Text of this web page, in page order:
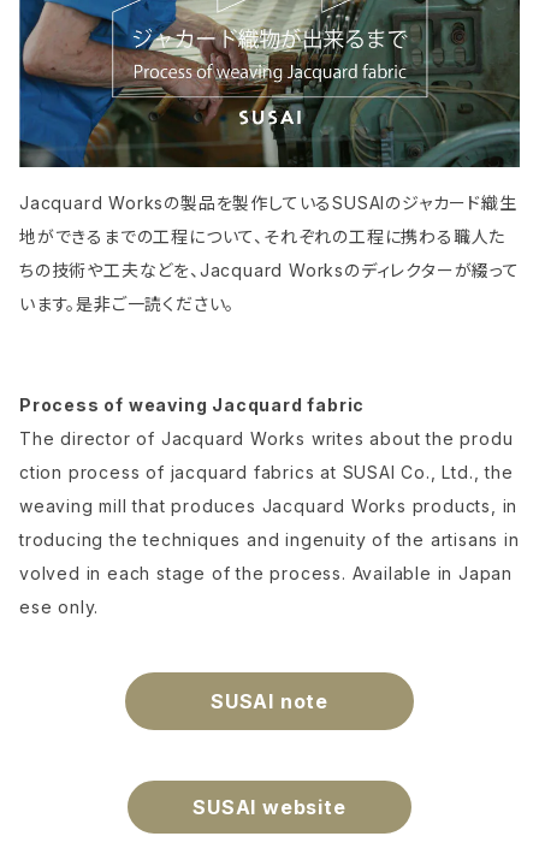
Jacquard Worksの製品を製作しているSUSAIのジャカード織生
地ができるまでの工程について、それぞれの工程に携わる職人た
ちの技術や工夫などを、Jacquard Worksのディレクターが綴って
います。是非ご一読ください。
Process of weaving Jacquard fabric
The director of Jacquard Works writes about the produ
ction process of jacquard fabrics at SUSAI Co., Ltd., the
weaving mill that produces Jacquard Works products, in
troducing the techniques and ingenuity of the artisans in
volved in each stage of the process. Available in Japan
ese only.
SUSAI note
SUSAI website